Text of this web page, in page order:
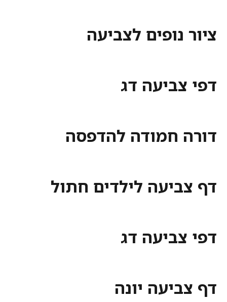
ציור נופים לצביעה
דפי צביעה דג
דורה חמודה להדפסה
דף צביעה לילדים חתול
דפי צביעה דג
דף צביעה יונה